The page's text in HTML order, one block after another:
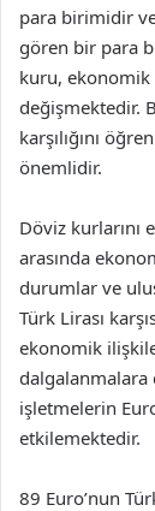
para birimidir
gören bir para
kuru, ekonomik
değişmektedir.
karşılığını
önemlidir.
Döviz
arasında
durumlar ve
Türk Lirası
ekonomik
dalgalanmalara
işletmelerin
etkilemektedir.
89 Euro’nun